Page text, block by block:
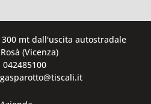
300 mt dall'uscita autostradale
(Vicenza)
042485100